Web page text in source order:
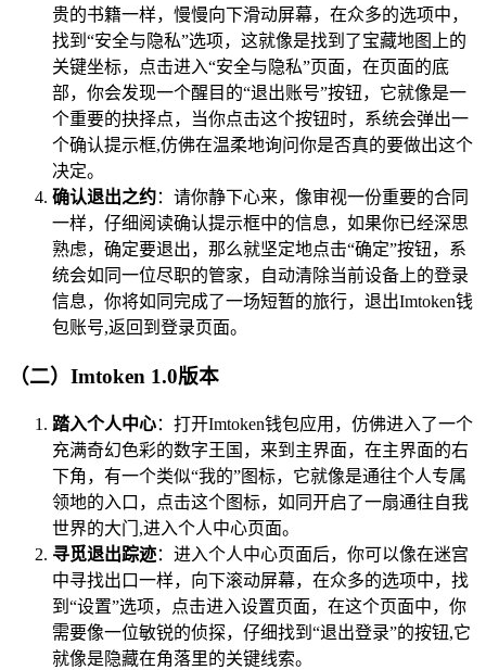
贵的书籍一样，慢慢向下滑动屏幕，在众多的选项中，
找到“安全与隐私”选项，这就像是找到了宝藏地图上的
关键坐标，点击进入“安全与隐私”页面，在页面的底
部，你会发现一个醒目的“退出账号”按钮，它就像是一
个重要的抉择点，当你点击这个按钮时，系统会弹出一
个确认提示框,仿佛在温柔地询问你是否真的要做出这个
决定。
确认退出之约：请你静下心来，像审视一份重要的合同
一样，仔细阅读确认提示框中的信息，如果你已经深思
熟虑，确定要退出，那么就坚定地点击“确定”按钮，系
统会如同一位尽职的管家，自动清除当前设备上的登录
信息，你将如同完成了一场短暂的旅行，退出Imtoken钱
包账号,返回到登录页面。
（二）Imtoken 1.0版本
踏入个人中心：打开Imtoken钱包应用，仿佛进入了一个
充满奇幻色彩的数字王国，来到主界面，在主界面的右
下角，有一个类似“我的”图标，它就像是通往个人专属
领地的入口，点击这个图标，如同开启了一扇通往自我
世界的大门,进入个人中心页面。
寻觅退出踪迹：进入个人中心页面后，你可以像在迷宫
中寻找出口一样，向下滚动屏幕，在众多的选项中，找
到“设置”选项，点击进入设置页面，在这个页面中，你
需要像一位敏锐的侦探，仔细找到“退出登录”的按钮,它
就像是隐藏在角落里的关键线索。